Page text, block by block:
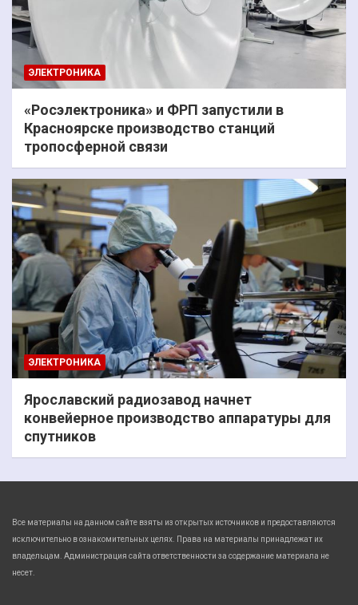
ЭЛЕКТРОНИКА
«Росэлектроника» и ФРП запустили в
Красноярске производство станций
тропосферной связи
ЭЛЕКТРОНИКА
Ярославский радиозавод начнет
конвейерное производство аппаратуры для
спутников
Все материалы на данном сайте взяты из открытых источников и предоставляются
исключительно в ознакомительных целях. Права на материалы принадлежат их
владельцам. Администрация сайта ответственности за содержание материала не
несет.